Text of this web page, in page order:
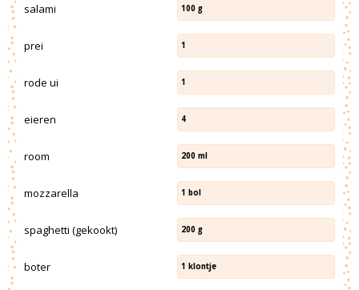
salami 100 g
prei 1
rode ui 1
eieren 4
room 200 ml
mozzarella 1 bol
spaghetti (gekookt) 200 g
boter 1 klontje